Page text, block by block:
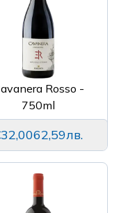
Rosso -
750ml
62,59лв.